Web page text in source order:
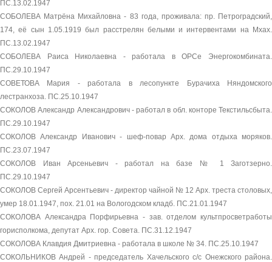
ПС.13.02.1947
СОБОЛЕВА Матрёна Михайловна - 83 года, проживала: пр. Петроградский,
174, её сын 1.05.1919 был расстрелян белыми и интервентами на Мхах.
ПС.13.02.1947
СОБОЛЕВА Раиса Николаевна - работала в ОРСе Энергокомбината.
ПС.29.10.1947
СОВЕТОВА Мария - работала в лесопункте Бурачиха Няндомского
лестранхоза. ПС.25.10.1947
СОКОЛОВ Александр Александрович - работал в обл. конторе Текстильсбыта.
ПС.29.10.1947
СОКОЛОВ Александр Иванович - шеф-повар Арх. дома отдыха моряков.
ПС.23.07.1947
СОКОЛОВ Иван Арсеньевич - работал на базе № 1 Заготзерно.
ПС.29.10.1947
СОКОЛОВ Сергей Арсентьевич - директор чайной № 12 Арх. треста столовых,
умер 18.01.1947, пох. 21.01 на Вологодском кладб. ПС.21.01.1947
СОКОЛОВА Александра Порфирьевна - зав. отделом культпросветработы
горисполкома, депутат Арх. гор. Совета. ПС.31.12.1947
СОКОЛОВА Клавдия Дмитриевна - работала в школе № 34. ПС.25.10.1947
СОКОЛЬНИКОВ Андрей - председатель Хачельского с/с Онежского района.